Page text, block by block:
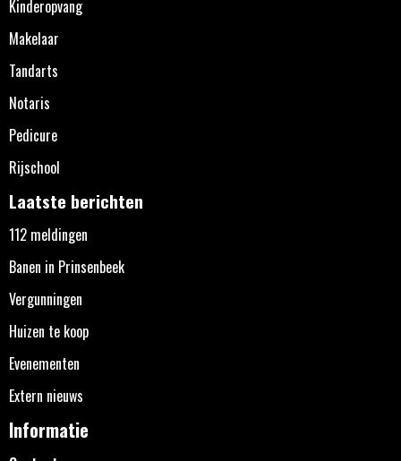
Kinderopvang
Makelaar
Tandarts
Notaris
Pedicure
Rijschool
Laatste berichten
112 meldingen
Banen in Prinsenbeek
Vergunningen
Huizen te koop
Evenementen
Extern nieuws
Informatie